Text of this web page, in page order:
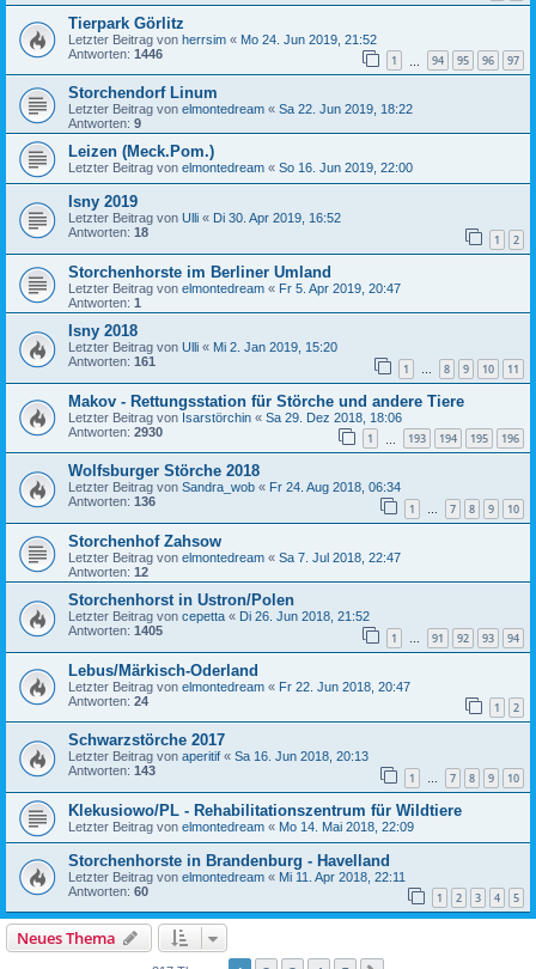
Tierpark Görlitz
Letzter Beitrag von herrsim « Mo 24. Jun 2019, 21:52
Antworten: 1446 1 94 95 96 97
Storchendorf Linum
Letzter Beitrag von elmontedream « Sa 22. Jun 2019, 18:22
Antworten: 9
Leizen (Meck.Pom.)
Letzter Beitrag von elmontedream « So 16. Jun 2019, 22:00
Isny 2019
Letzter Beitrag von Ulli « Di 30. Apr 2019, 16:52
Antworten: 18 1 2
Storchenhorste im Berliner Umland
Letzter Beitrag von elmontedream « Fr 5. Apr 2019, 20:47
Antworten: 1
Isny 2018
Letzter Beitrag von Ulli « Mi 2. Jan 2019, 15:20
Antworten: 161 1 … 8 9 10 11
Makov - Rettungsstation für Störche und andere Tiere
Letzter Beitrag von Isarstörchin « Sa 29. Dez 2018, 18:06
Antworten: 2930 1 193 194 195 196
Wolfsburger Störche 2018
Letzter Beitrag von Sandra_wob « Fr 24. Aug 2018, 06:34
Antworten: 136 1 … 7 8 9 10
Storchenhof Zahsow
Letzter Beitrag von elmontedream « Sa 7. Jul 2018, 22:47
Antworten: 12
Storchenhorst in Ustron/Polen
Letzter Beitrag von cepetta « Di 26. Jun 2018, 21:52
Antworten: 1405 1 … 91 92 93 94
Lebus/Märkisch-Oderland
Letzter Beitrag von elmontedream « Fr 22. Jun 2018, 20:47
Antworten: 24 1 2
Schwarzstörche 2017
Letzter Beitrag von aperitif « Sa 16. Jun 2018, 20:13
Antworten: 143 1 … 7 8 9 10
Klekusiowo/PL - Rehabilitationszentrum für Wildtiere
Letzter Beitrag von elmontedream « Mo 14. Mai 2018, 22:09
Storchenhorste in Brandenburg - Havelland
Letzter Beitrag von elmontedream « Mi 11. Apr 2018, 22:11
Antworten: 60 1 2 3 4 5
Neues Thema